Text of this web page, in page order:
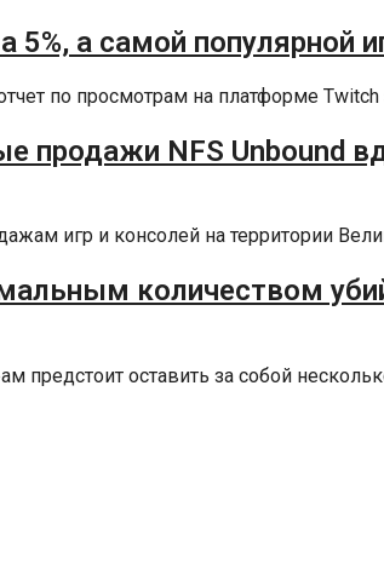
а самой популярной
по просмотрам на платформе
продажи NFS Unbound
игр и консолей на территории
количеством
оставить за собой